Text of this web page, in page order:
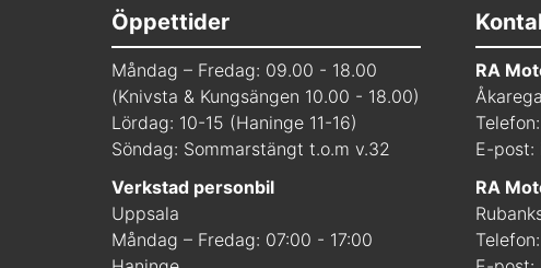
Öppettider
Måndag – Fredag: 09.00 - 18.00
(Knivsta & Kungsängen 10.00 - 18.00)
Lördag: 10-15 (Haninge 11-16)
Söndag: Sommarstängt t.o.m v.32
Verkstad personbil
Uppsala
Måndag – Fredag: 07:00 - 17:00
RA
Telefon:
E-post:
RA
Telefon: